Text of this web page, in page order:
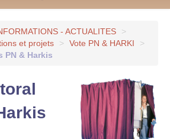
- ACTUALITES
>
et projets > Vote PN & HARKI
>
PN & Harkis